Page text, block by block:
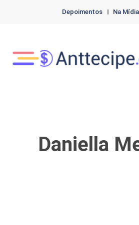
Depoimentos Na Mídia
Daniella